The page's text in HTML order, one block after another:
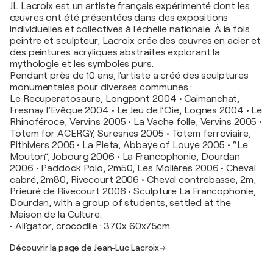
JL Lacroix est un artiste français expérimenté dont les
œuvres ont été présentées dans des expositions
individuelles et collectives à l'échelle nationale. À la fois
peintre et sculpteur, Lacroix crée des œuvres en acier et
des peintures acryliques abstraites explorant la
mythologie et les symboles purs.
Pendant près de 10 ans, l'artiste a créé des sculptures
monumentales pour diverses communes :
Le Recuperatosaure, Longpont 2004 • Caimanchat,
Fresnay l’Evêque 2004 • Le Jeu de l’Oie, Lognes 2004 • Le
Rhinoféroce, Vervins 2005 • La Vache folle, Vervins 2005 •
Totem for ACERGY, Suresnes 2005 • Totem ferroviaire,
Pithiviers 2005 • La Pieta, Abbaye of Louye 2005 • “Le
Mouton”, Jobourg 2006 • La Francophonie, Dourdan
2006 • Paddock Polo, 2m50, Les Molières 2006 • Cheval
cabré, 2m80, Rivecourt 2006 • Cheval contrebasse, 2m,
Prieuré de Rivecourt 2006 • Sculpture La Francophonie,
Dourdan, with a group of students, settled at the
Maison de la Culture.
• Ali'gator, crocodile : 370x 60x75cm.
Découvrir la page de Jean-Luc Lacroix